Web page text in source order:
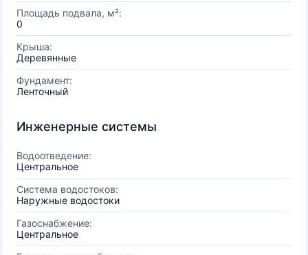
Площадь подвала, м²:
0
Крыша:
Деревянные
Фундамент:
Ленточный
Инженерные системы
Водоотведение:
Центральное
Система водостоков:
Наружные водостоки
Газоснабжение:
Центральное